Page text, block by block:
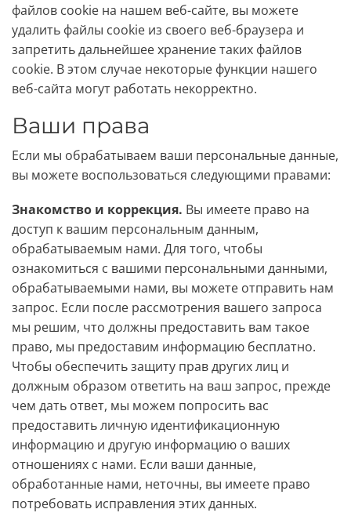
файлов cookie на нашем веб-сайте, вы можете
удалить файлы cookie из своего веб-браузера и
запретить дальнейшее хранение таких файлов
cookie. В этом случае некоторые функции нашего
веб-сайта могут работать некорректно.
Ваши права
Если мы обрабатываем ваши персональные данные,
вы можете воспользоваться следующими правами:
Знакомство и коррекция. Вы имеете право на
доступ к вашим персональным данным,
обрабатываемым нами. Для того, чтобы
ознакомиться с вашими персональными данными,
обрабатываемыми нами, вы можете отправить нам
запрос. Если после рассмотрения вашего запроса
мы решим, что должны предоставить вам такое
право, мы предоставим информацию бесплатно.
Чтобы обеспечить защиту прав других лиц и
должным образом ответить на ваш запрос, прежде
чем дать ответ, мы можем попросить вас
предоставить личную идентификационную
информацию и другую информацию о ваших
отношениях с нами. Если ваши данные,
обработанные нами, неточны, вы имеете право
потребовать исправления этих данных.